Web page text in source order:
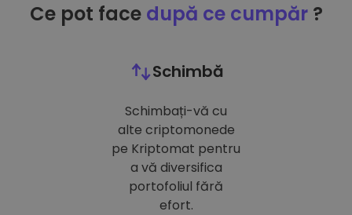
Ce pot face după ce cumpăr?
Schimbă
Schimbați-vă cu
alte criptomonede
pe Kriptomat pentru
a vă diversifica
portofoliul fără
efort.